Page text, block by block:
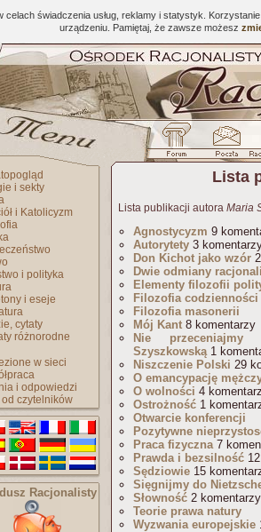
celach świadczenia usług, reklamy i statystyk.
urządzeniu. Pamiętaj, że zawsze możesz
i sekty
i Katolicyzm
i polityka
i eseje
cytaty
różnorodne
w sieci
i odpowiedzi
od czytelników
Racjonalisty
Lista
Lista publikacji autora Maria
Agnostycyzm 9
Autorytety 3
Don Kichot jako wzór
Dwie odmiany
Elementy filozofii
Filozofia codzienności
Filozofia masonerii
Mój Kant 8 komentarzy
Nie
Szyszkowską1
Niszczenie Polski 29
O emancypację
O wolności 4
Ostrożność 1
Otwarcie konferencji
Pozytywne
Praca fizyczna7
Prawda i bezsilność
Sędziowie 15
Sięgnijmy do
Słowność 2 komentarzy
Teorie prawa natury
Wyzwania europejskie